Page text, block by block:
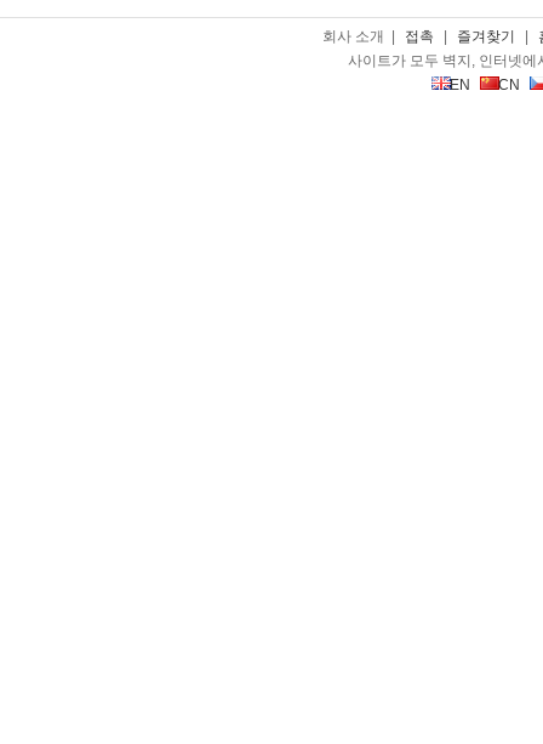
회사 소개 | 접촉 즐겨찾기
사이트가 모두 벽지, 인터넷
EN
CN